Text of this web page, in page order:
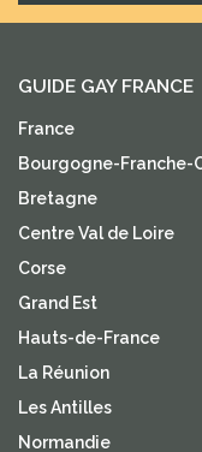
GUIDE GAY FRANCE
France
Bourgogne-Franche-
Bretagne
Centre Val de Loire
Corse
Grand Est
Hauts-de-France
La Réunion
Les Antilles
Normandie